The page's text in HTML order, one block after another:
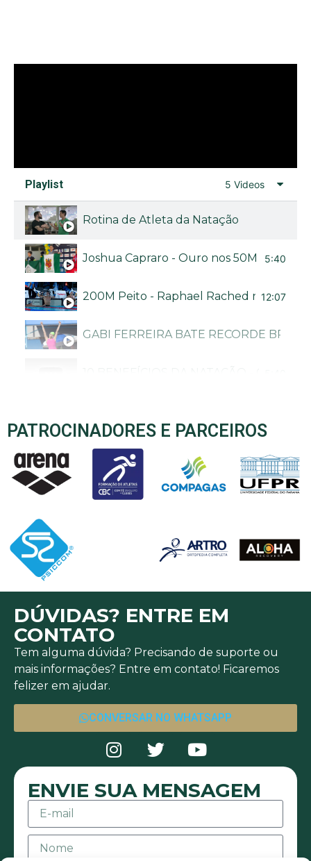
Playlist 5 Videos
Rotina de Atleta da Natação
Joshua Capraro - Ouro nos 50M livre no
5:40
200M Peito - Raphael Rached no Troféu
12:07
GABI FERREIRA BATE RECORDE
PATROCINADORES E PARCEIROS
DÚVIDAS? ENTRE EM
CONTATO
Tem alguma dúvida? Precisando de suporte ou
mais informações? Entre em contato! Ficaremos
felizer em ajudar.
CONVERSAR NO WHATSAPP
ENVIE SUA MENSAGEM